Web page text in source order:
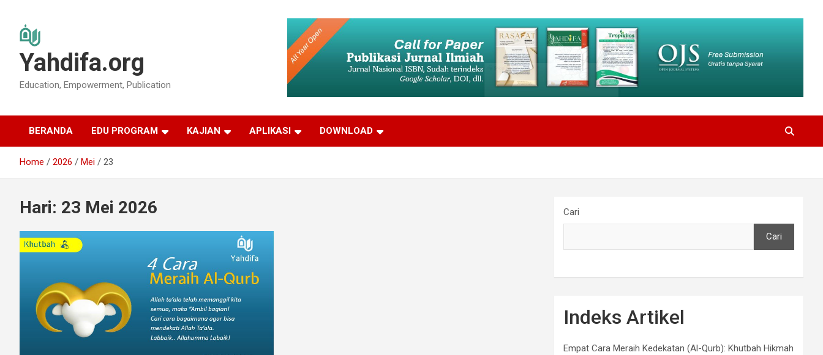
content
Yahdifa.org
Education, Empowerment, Publication
BERANDA EDU PROGRAM KAJIAN APLIKASI DOWNLOAD
Home 2026 Mei 23
Hari: 23 Mei 2026 Cari
Cari
Indeks Artikel
Empat Cara Meraih Kedekatan (Al-Qurb): Khutbah Hikmah